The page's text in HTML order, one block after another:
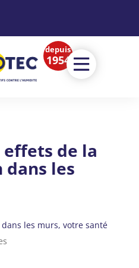
depuis
1954
effets de la
dans les
les murs votre santé